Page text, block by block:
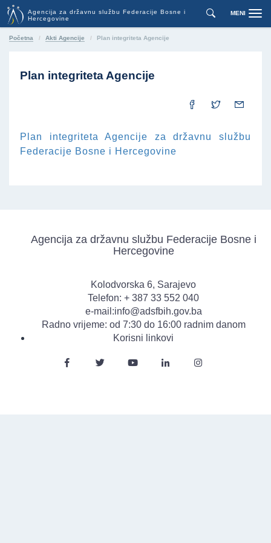
Agencija za državnu službu Federacije Bosne i
Hercegovine
MENI
Početna Akti Agencije Plan integriteta Agencije
Plan integriteta Agencije
Plan integriteta Agencije za državnu službu
Federacije Bosne i Hercegovine
Agencija za državnu službu Federacije Bosne i
Hercegovine
Kolodvorska 6, Sarajevo
Telefon: + 387 33 552 040
e-mail:info@adsfbih.gov.ba
Radno vrijeme: od 7:30 do 16:00 radnim danom
Korisni linkovi